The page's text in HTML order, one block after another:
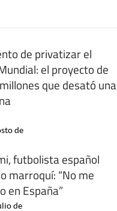
de privatizar el
el proyecto de
que desató una
de
futbolista español
marroquí: “No me
en España”
de